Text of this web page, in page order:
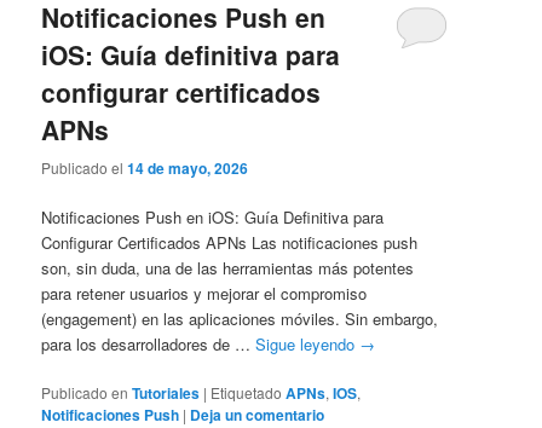
Notificaciones Push en
iOS: Guía definitiva para
configurar certificados
APNs
Publicado el14 de mayo, 2026
Notificaciones Push en iOS: Guía Definitiva para
Configurar Certificados APNs Las notificaciones push
son, sin duda, una de las herramientas más potentes
para retener usuarios y mejorar el compromiso
(engagement) en las aplicaciones móviles. Sin embargo,
para los desarrolladores de …Sigue leyendo →
Publicado en Tutoriales | Etiquetado APNs,IOS,
Notificaciones Push | Deja un comentario